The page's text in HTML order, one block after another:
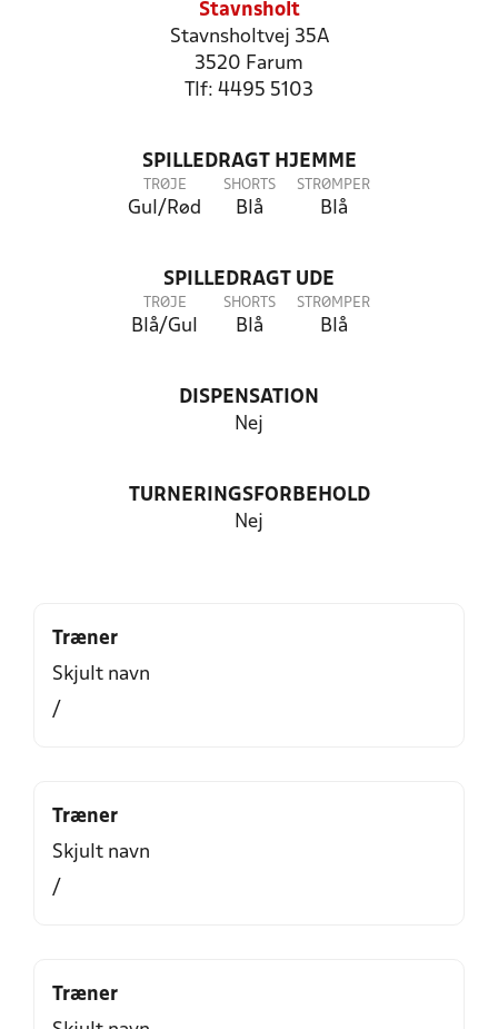
Stavnsholt
Stavnsholtvej 35A
3520 Farum
Tlf: 4495 5103
SPILLEDRAGT HJEMME
TRØJE
Gul/Rød
SHORTS
Blå
STRØMPER
Blå
SPILLEDRAGT UDE
TRØJE
Blå/Gul
SHORTS
Blå
STRØMPER
Blå
DISPENSATION
Nej
TURNERINGSFORBEHOLD
Nej
Træner
Skjult navn
/
Træner
Skjult navn
/
Træner